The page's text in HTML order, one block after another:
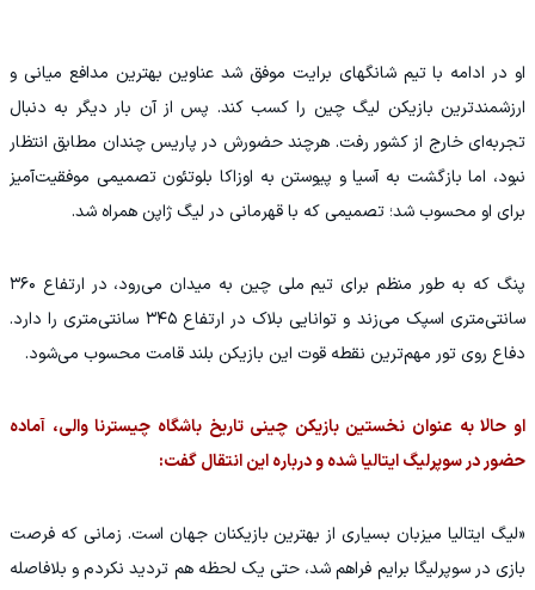
او در ادامه با تیم شانگهای برایت موفق شد عناوین بهترین مدافع میانی و
ارزشمندترین بازیکن لیگ چین را کسب کند. پس از آن بار دیگر به دنبال
تجربه‌ای خارج از کشور رفت. هرچند حضورش در پاریس چندان مطابق انتظار
نبود، اما بازگشت به آسیا و پیوستن به اوزاکا بلوتئون تصمیمی موفقیت‌آمیز
برای او محسوب شد؛ تصمیمی که با قهرمانی در لیگ ژاپن همراه شد.
پنگ که به طور منظم برای تیم ملی چین به میدان می‌رود، در ارتفاع ۳۶۰
سانتی‌متری اسپک می‌زند و توانایی بلاک در ارتفاع ۳۴۵ سانتی‌متری را دارد.
دفاع روی تور مهم‌ترین نقطه قوت این بازیکن بلند قامت محسوب می‌شود.
او حالا به عنوان نخستین بازیکن چینی تاریخ باشگاه چیسترنا والی، آماده
حضور در سوپرلیگ ایتالیا شده و درباره این انتقال گفت:
«لیگ ایتالیا میزبان بسیاری از بهترین بازیکنان جهان است. زمانی که فرصت
بازی در سوپرلیگا برایم فراهم شد، حتی یک لحظه هم تردید نکردم و بلافاصله